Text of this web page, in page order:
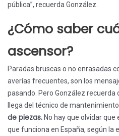
pública”, recuerda González.
¿Cómo saber
ascensor?
Paradas bruscas o no enrasadas
averías frecuentes, son los
pasando. Pero González recuerda
llega del técnico de
de piezas. No hay que olvidar
que funciona en España, según la